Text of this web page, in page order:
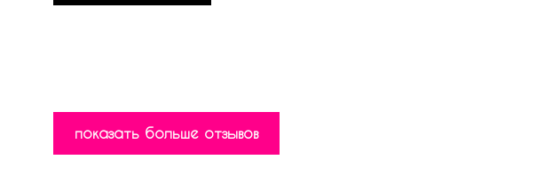
показать больше отзывов